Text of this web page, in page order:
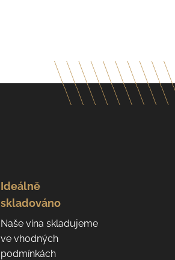
Ideálně
skladováno
Naše vína skladujeme
ve vhodných
podmínkách